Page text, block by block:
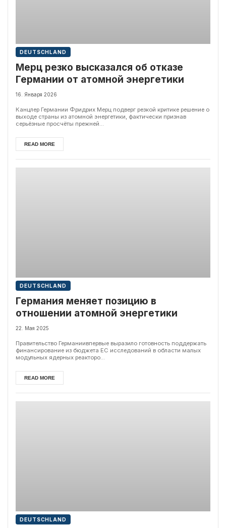
DEUTSCHLAND
Мерц резко высказался об отказе
Германии от атомной энергетики
16. Января 2026
Канцлер Германии Фридрих Мерц подверг резкой критике решение о
выходе страны из атомной энергетики, фактически признав
серьёзные просчёты прежней...
READ MORE
DEUTSCHLAND
Германия меняет позицию в
отношении атомной энергетики
22. Мая 2025
Правительство Германиивпервые выразило готовность поддержать
финансирование из бюджета ЕС исследований в области малых
модульных ядерных реакторо...
READ MORE
DEUTSCHLAND